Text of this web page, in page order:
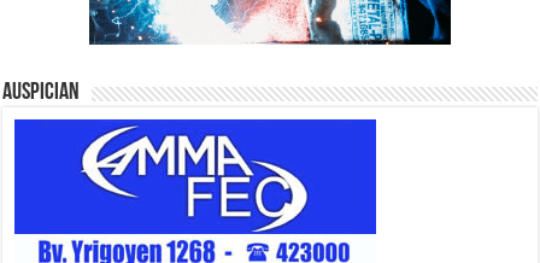
Auspician